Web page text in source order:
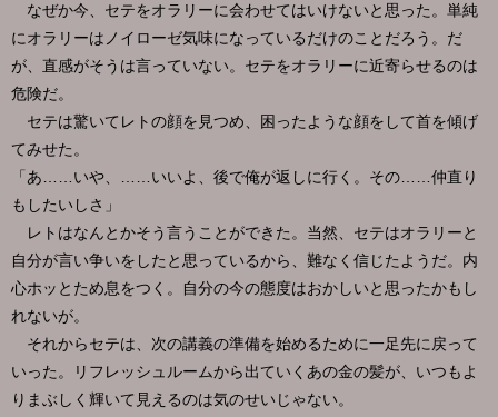
なぜか今、セテをオラリーに会わせてはいけないと思った。単純
にオラリーはノイローゼ気味になっているだけのことだろう。だ
が、直感がそうは言っていない。セテをオラリーに近寄らせるのは
危険だ。
セテは驚いてレトの顔を見つめ、困ったような顔をして首を傾げ
てみせた。
「あ……いや、……いいよ、後で俺が返しに行く。その……仲直り
もしたいしさ」
レトはなんとかそう言うことができた。当然、セテはオラリーと
自分が言い争いをしたと思っているから、難なく信じたようだ。内
心ホッとため息をつく。自分の今の態度はおかしいと思ったかもし
れないが。
それからセテは、次の講義の準備を始めるために一足先に戻って
いった。リフレッシュルームから出ていくあの金の髪が、いつもよ
りまぶしく輝いて見えるのは気のせいじゃない。